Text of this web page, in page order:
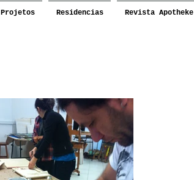
Projetos Residencias Revista Apotheke